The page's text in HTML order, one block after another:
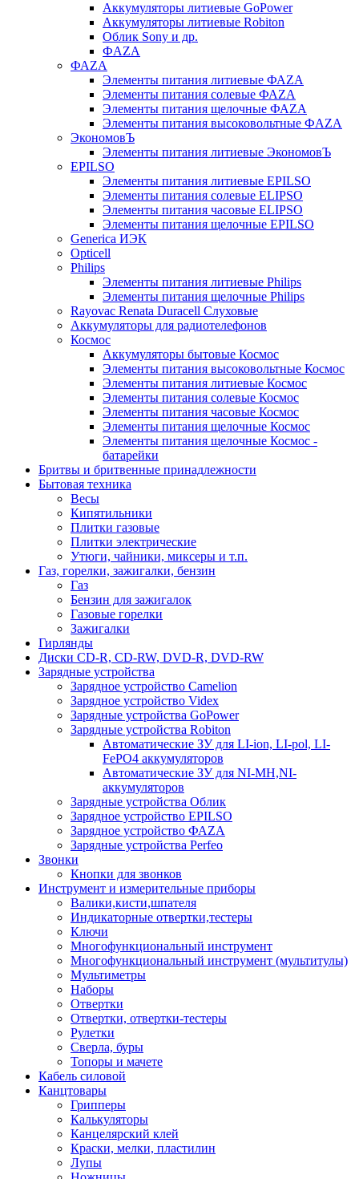
Аккумуляторы литиевые GoPower
Аккумуляторы литиевые Robiton
Облик Sony и др.
ФAZA
ФАZA
Элементы питания литиевые ФАZА
Элементы питания солевые ФАZА
Элементы питания щелочные ФАZА
Элементы питания высоковольтные ФAZA
ЭкономовЪ
Элементы питания литиевые ЭкономовЪ
EPILSO
Элементы питания литиевые EPILSO
Элементы питания солевые ELIPSO
Элементы питания часовые ELIPSO
Элементы питания щелочные EPILSO
Generica ИЭК
Opticell
Philips
Элементы питания литиевые Philips
Элементы питания щелочные Philips
Rayovac Renata Duracell Слуховые
Аккумуляторы для радиотелефонов
Космос
Аккумуляторы бытовые Космос
Элементы питания высоковольтные Космос
Элементы питания литиевые Космос
Элементы питания солевые Космос
Элементы питания часовые Космос
Элементы питания щелочные Космос
Элементы питания щелочные Космос -
батарейки
Бритвы и бритвенные принадлежности
Бытовая техника
Весы
Кипятильники
Плитки газовые
Плитки электрические
Утюги, чайники, миксеры и т.п.
Газ, горелки, зажигалки, бензин
Газ
Бензин для зажигалок
Газовые горелки
Зажигалки
Гирлянды
Диски CD-R, CD-RW, DVD-R, DVD-RW
Зарядные устройства
Зарядное устройство Camelion
Зарядное устройство Videx
Зарядные устройства GoPower
Зарядные устройства Robiton
Автоматические ЗУ для LI-ion, LI-pol, LI-
FePO4 аккумуляторов
Автоматические ЗУ для NI-MH,NI-
аккумуляторов
Зарядные устройства Облик
Зарядное устройство EPILSO
Зарядное устройство ФАZА
Зарядные устройства Perfeo
Звонки
Кнопки для звонков
Инструмент и измерительные приборы
Валики,кисти,шпателя
Индикаторные отвертки,тестеры
Ключи
Многофункциональный инструмент
Многофункциональный инструмент (мультитулы)
Мультиметры
Наборы
Отвертки
Отвертки, отвертки-тестеры
Рулетки
Сверла, буры
Топоры и мачете
Кабель силовой
Канцтовары
Грипперы
Калькуляторы
Канцелярский клей
Краски, мелки, пластилин
Лупы